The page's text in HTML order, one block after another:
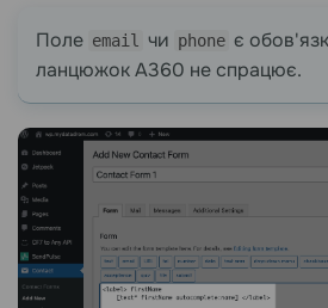
Поле email чи phone є
ланцюжок A360 не спрацює.